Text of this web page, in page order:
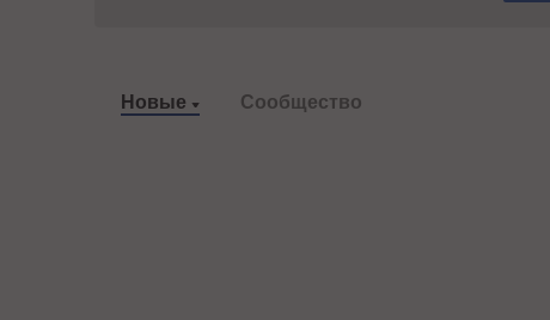
Новые Сообщество